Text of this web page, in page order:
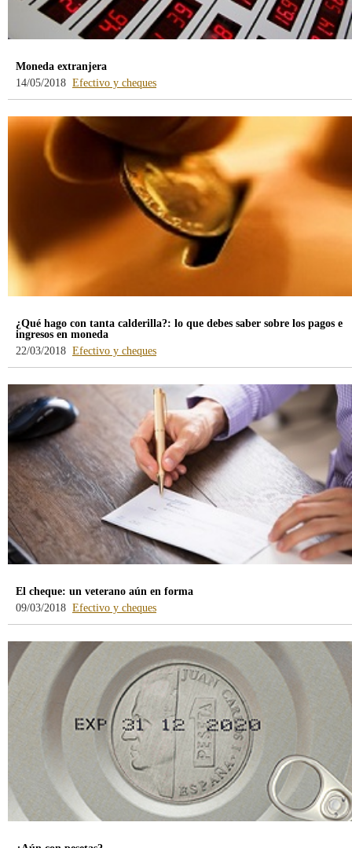
Moneda extranjera
14/05/2018 Efectivo y cheques-
blog
/webcb/Blog/EfectivoCheques
¿Qué hago con tanta calderilla?: lo que debes saber sobre los pagos e
ingresos en moneda
22/03/2018 Efectivo y cheques-
blog
/webcb/Blog/EfectivoCheques
El cheque: un veterano aún en forma
09/03/2018 Efectivo y cheques-
/webcb/Blog/EfectivoCheques